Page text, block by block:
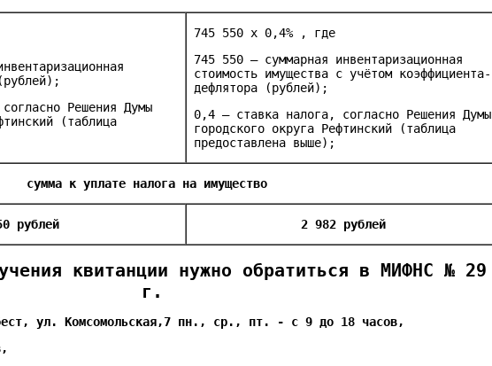
Решения Думы
(таблица
745 550 х 0,4% , где
745 550 – суммарная инвентаризационная
стоимость имущества с учётом коэффициента-
дефлятора (рублей);
0,4 – ставка налога, согласно Решения Думы
городского округа Рефтинский (таблица
предоставлена выше);
сумма к уплате налога на имущество
рублей 2 982 рублей
квитанции нужно обратиться в МИФНС № 29
г.
ул. Комсомольская,7 пн., ср., пт. - с 9 до 18 часов,